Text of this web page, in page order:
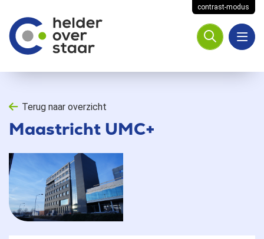
contrast-modus
Terug naar overzicht
Maastricht UMC+